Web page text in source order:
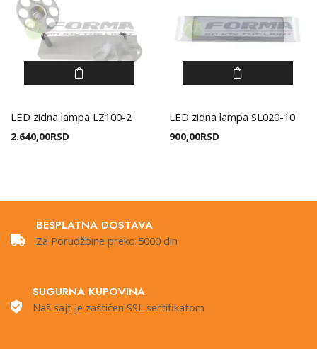
LED zidna lampa LZ100-2
2.640,00RSD
LED zidna lampa SL020-10
900,00RSD
BESPLATNA DOSTAVA
Za Porudžbine preko 5000 din
SUGURNA KUPOVINA
Naš sajt je zaštićen SSL sertifikatom